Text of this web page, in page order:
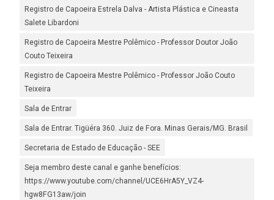
Registro de Capoeira Estrela Dalva - Artista Plástica e Cineasta
Salete Libardoni
Registro de Capoeira Mestre Polêmico - Professor Doutor João
Couto Teixeira
Registro de Capoeira Mestre Polêmico - Professor João Couto
Teixeira
Sala de Entrar
Sala de Entrar. Tigüéra 360. Juiz de Fora. Minas Gerais/MG. Brasil
Secretaria de Estado de Educação - SEE
Seja membro deste canal e ganhe benefícios:
https://www.youtube.com/channel/UCE6HrA5Y_VZ4-
hgw8FG13aw/join